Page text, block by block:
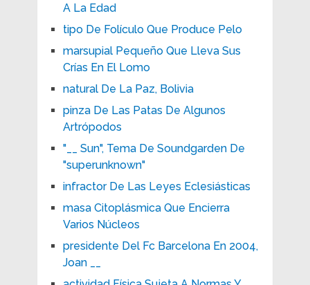
A La Edad
tipo De Folículo Que Produce Pelo
marsupial Pequeño Que Lleva Sus
Crías En El Lomo
natural De La Paz, Bolivia
pinza De Las Patas De Algunos
Artrópodos
"__ Sun", Tema De Soundgarden De
"superunknown"
infractor De Las Leyes Eclesiásticas
masa Citoplásmica Que Encierra
Varios Núcleos
presidente Del Fc Barcelona En 2004,
Joan __